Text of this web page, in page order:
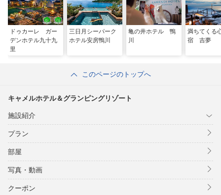
ドゥカーレ ガー
デンホテル九十九
里
三日月シーパーク
ホテル安房鴨川
亀の井ホテル 鴨
川
満ちてくる
宿 吉夢
このページのトップへ
キャメルホテル＆グランピングリゾート
施設紹介
プラン
部屋
写真・動画
クーポン